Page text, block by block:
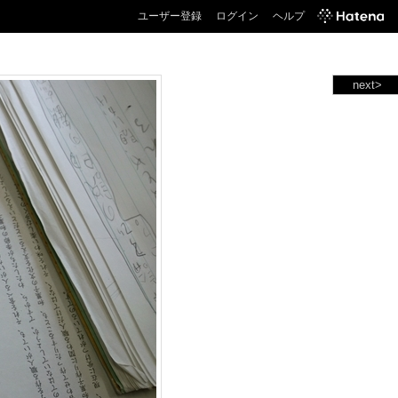
ユーザー登録 ログイン ヘルプ
next>